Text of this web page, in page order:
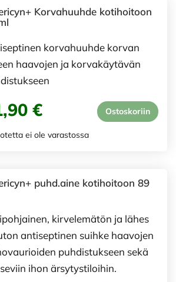
Korvahuuhde kotihoitoon
korvahuuhde korvan
haavojen ja korvakäytävän
€ Ostoskoriin
ei ole varastossa
puhd.aine kotihoitoon 89
kirvelemätön ja lähes
antiseptinen suihke haavojen
puhdistukseen sekä
ihon ärsytystiloihin.